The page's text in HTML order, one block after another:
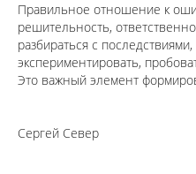
Правильное отношение к
решительность,
разбираться с
экспериментировать,
Это важный элемент
Сергей Север